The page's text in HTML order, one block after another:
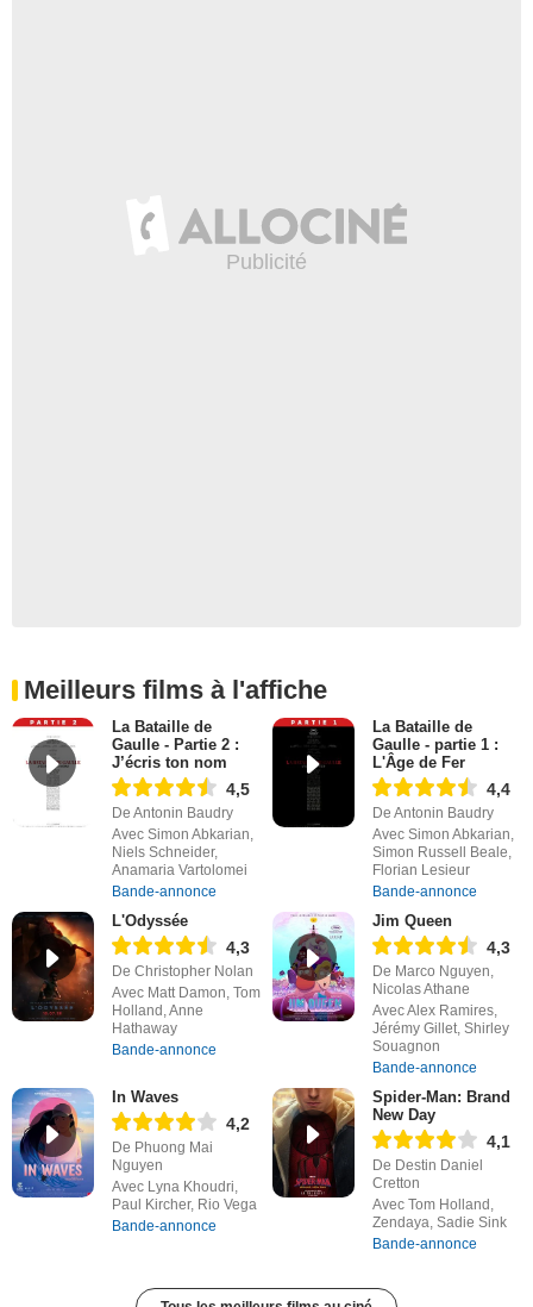
Meilleurs films à l'affiche
La Bataille de
Gaulle - Partie 2 :
J’écris ton nom
4,5
De Antonin Baudry
Avec Simon Abkarian,
Niels Schneider,
Anamaria Vartolomei
Bande-annonce
La Bataille de
Gaulle - partie 1 :
L'Âge de Fer
4,4
De Antonin Baudry
Avec Simon Abkarian,
Simon Russell Beale,
Florian Lesieur
Bande-annonce
L'Odyssée
4,3
De Christopher Nolan
Avec Matt Damon, Tom
Holland, Anne
Hathaway
Bande-annonce
Jim Queen
4,3
De Marco Nguyen,
Nicolas Athane
Avec Alex Ramires,
Jérémy Gillet, Shirley
Souagnon
Bande-annonce
In Waves
4,2
De Phuong Mai
Nguyen
Avec Lyna Khoudri,
Paul Kircher, Rio Vega
Bande-annonce
Spider-Man: Brand
New Day
4,1
De Destin Daniel
Cretton
Avec Tom Holland,
Zendaya, Sadie Sink
Bande-annonce